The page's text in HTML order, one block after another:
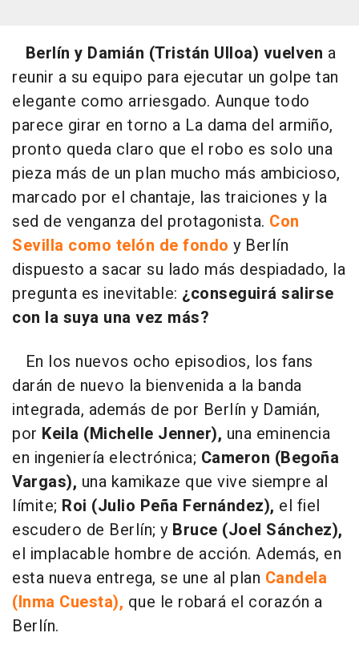
Berlín y Damián (Tristán Ulloa) vuelven a
reunir a su equipo para ejecutar un golpe tan
elegante como arriesgado. Aunque todo
parece girar en torno a La dama del armiño,
pronto queda claro que el robo es solo una
pieza más de un plan mucho más ambicioso,
marcado por el chantaje, las traiciones y la
sed de venganza del protagonista. Con
Sevilla como telón de fondo y Berlín
dispuesto a sacar su lado más despiadado, la
pregunta es inevitable: ¿conseguirá salirse
con la suya una vez más?
En los nuevos ocho episodios, los fans
darán de nuevo la bienvenida a la banda
integrada, además de por Berlín y Damián,
por Keila (Michelle Jenner), una eminencia
en ingeniería electrónica; Cameron (Begoña
Vargas), una kamikaze que vive siempre al
límite; Roi (Julio Peña Fernández), el fiel
escudero de Berlín; y Bruce (Joel Sánchez),
el implacable hombre de acción. Además, en
esta nueva entrega, se une al plan Candela
(Inma Cuesta), que le robará el corazón a
Berlín.